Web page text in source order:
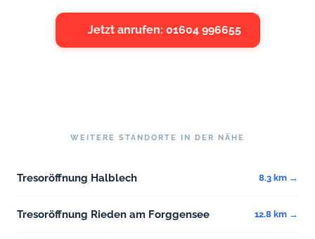
Jetzt anrufen: 01604 996655
WEITERE STANDORTE IN DER NÄHE
Tresoröffnung Halblech 8.3 km →
Tresoröffnung Rieden am Forggensee 12.8 km →